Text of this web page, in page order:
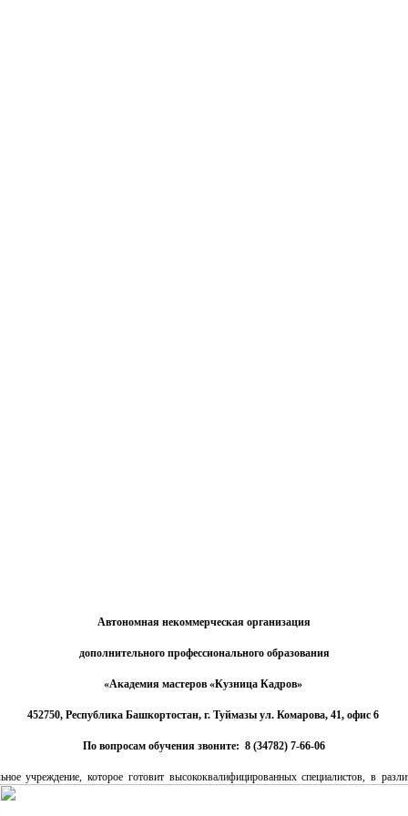
Автономная некоммерческая организация
дополнительного профессионального образования
«Академия мастеров «Кузница Кадров»
452750, Республика Башкортостан, г. Туймазы ул. Комарова, 41, офис 6
По вопросам обучения звоните: 8 (34782) 7-66-06
учреждение, которое готовит высококвалифицированных специалистов, в